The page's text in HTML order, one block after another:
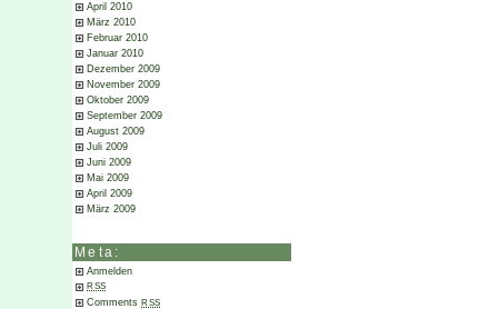
April 2010
März 2010
Februar 2010
Januar 2010
Dezember 2009
November 2009
Oktober 2009
September 2009
August 2009
Juli 2009
Juni 2009
Mai 2009
April 2009
März 2009
Meta:
Anmelden
RSS
Comments RSS